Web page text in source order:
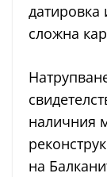
датировка
сложна
наличния
на